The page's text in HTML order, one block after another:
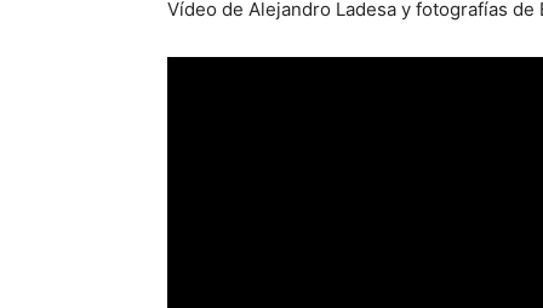
Vídeo de Alejandro Ladesa y fotografías de